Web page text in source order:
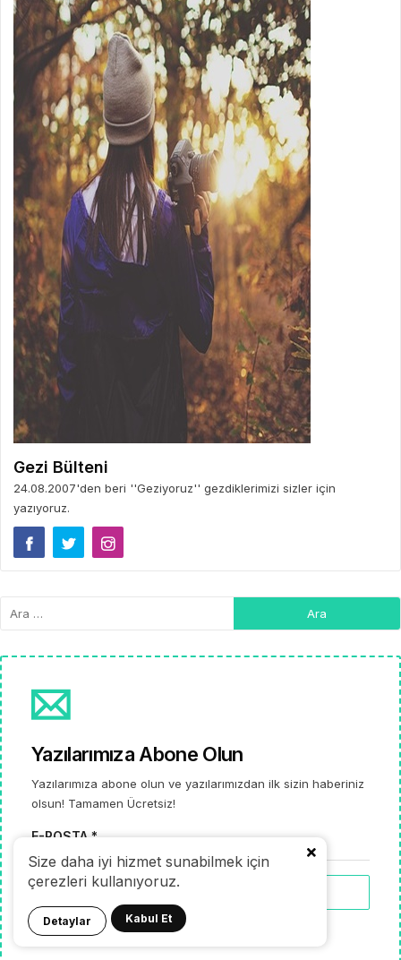
Size daha iyi hizmet sunabilmek için
çerezleri kullanıyoruz.
Detaylar Kabul Et
Gezi Bülteni
24.08.2007'den beri ''Geziyoruz'' gezdiklerimizi sizler için
yazıyoruz.
Yazılarımıza Abone Olun
Yazılarımıza abone olun ve yazılarımızdan ilk sizin haberiniz
olsun! Tamamen Ücretsiz!
E-POSTA *
Endişelenme, biz spam yapmayız!